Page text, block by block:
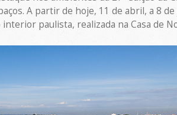
A partir de hoje, 11 de abril, a 8
paulista, realizada na Casa de